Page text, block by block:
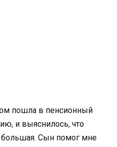
пошла в пенсионный
и выяснилось, что
Сын помог мне